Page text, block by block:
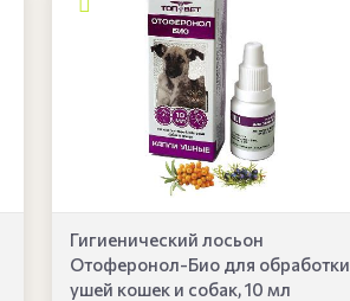
Гигиенический лосьон
Отоферонол-Био для обработки
ушей кошек и собак, 10 мл